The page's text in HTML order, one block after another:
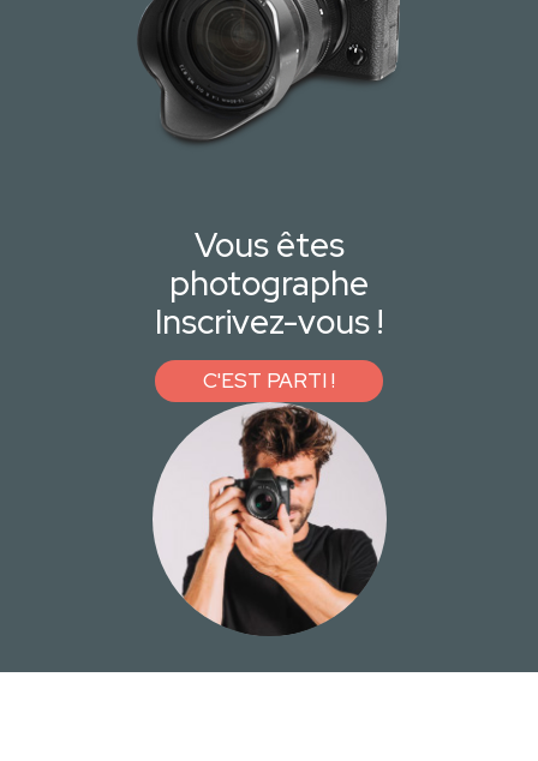
Vous êtes
photographe
Inscrivez-vous !
C'EST PARTI !